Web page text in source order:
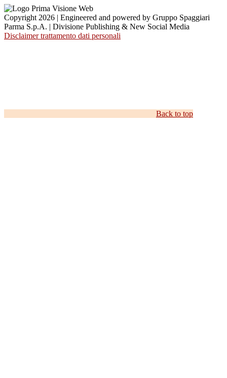
Copyright 2026 | Engineered and powered by Gruppo Spaggiari
Parma S.p.A. | Divisione Publishing & New Social Media
Disclaimer trattamento dati personali
Back to top